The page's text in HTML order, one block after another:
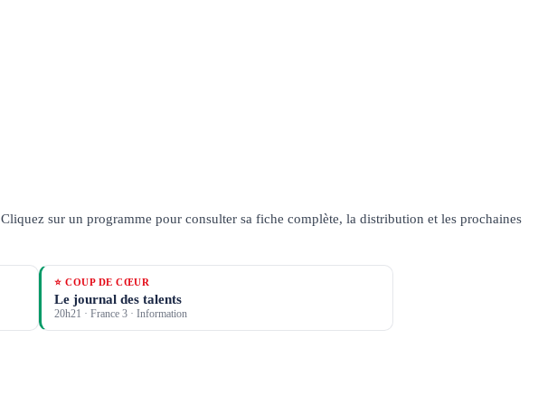
Cliquez sur un programme pour consulter sa fiche complète, la distribution et les prochaines
⭐ COUP DE CŒUR
Le journal des talents
20h21 · France 3 · Information